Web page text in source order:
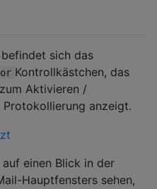
befindet sich das
Kontrollkästchen, das
Aktivieren /
anzeigt.
einen Blick in der
Hauptfensters sehen,